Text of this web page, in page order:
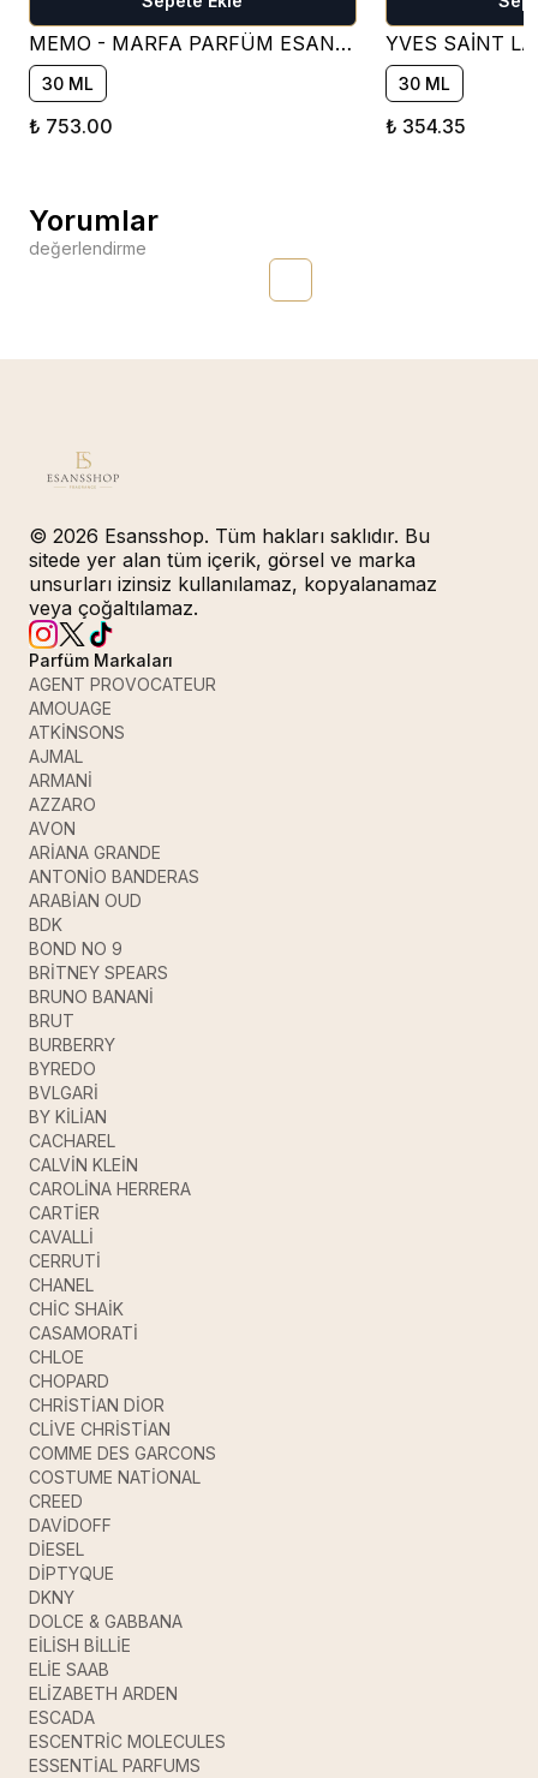
MEMO - MARFA PARFÜM ESANSI ( ÇİÇEKSİ )
30 ML
₺ 753.00
30 ML
₺ 354.35
Yorumlar
değerlendirme
© 2026 Esansshop. Tüm hakları saklıdır. Bu
sitede yer alan tüm içerik, görsel ve marka
unsurları izinsiz kullanılamaz, kopyalanamaz
veya çoğaltılamaz.
Parfüm Markaları
AGENT PROVOCATEUR
AMOUAGE
ATKİNSONS
AJMAL
ARMANİ
AZZARO
AVON
ARİANA GRANDE
ANTONİO BANDERAS
ARABİAN OUD
BDK
BOND NO 9
BRİTNEY SPEARS
BRUNO BANANİ
BRUT
BURBERRY
BYREDO
BVLGARİ
BY KİLİAN
CACHAREL
CALVİN KLEİN
CAROLİNA HERRERA
CARTİER
CAVALLİ
CERRUTİ
CHANEL
CHİC SHAİK
CASAMORATİ
CHLOE
CHOPARD
CHRİSTİAN DİOR
CLİVE CHRİSTİAN
COMME DES GARCONS
COSTUME NATİONAL
CREED
DAVİDOFF
DİESEL
DİPTYQUE
DKNY
DOLCE & GABBANA
EİLİSH BİLLİE
ELİE SAAB
ELİZABETH ARDEN
ESCADA
ESCENTRİC MOLECULES
ESSENTİAL PARFUMS